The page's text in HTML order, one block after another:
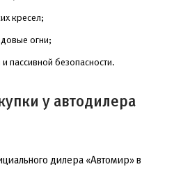
кресел;
огни;
пассивной безопасности.
у автодилера
дилера «Автомир» в